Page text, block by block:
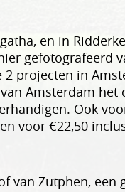
en in
gefotografeerd
2 projecten in
Amsterdam het
Ook
voor €22,50
van Zutphen, een